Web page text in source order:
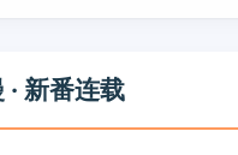
· 新番连载